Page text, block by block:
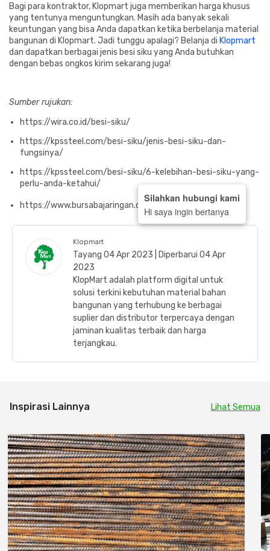
Bagi para kontraktor, Klopmart juga memberikan harga khusus
yang tentunya menguntungkan. Masih ada banyak sekali
keuntungan yang bisa Anda dapatkan ketika berbelanja material
bangunan di Klopmart. Jadi tunggu apalagi? Belanja di Klopmart
dan dapatkan berbagai jenis besi siku yang Anda butuhkan
dengan bebas ongkos kirim sekarang juga!
Sumber rujukan:
https://wira.co.id/besi-siku/
https://kpssteel.com/besi-siku/jenis-besi-siku-dan-
fungsinya/
https://kpssteel.com/besi-siku/6-kelebihan-besi-siku-yang-
perlu-anda-ketahui/
https://www.bursabajaringan.com/besi-siku/
Klopmart
Tayang 04 Apr 2023 | Diperbarui 04 Apr
2023
KlopMart adalah platform digital untuk
solusi terkini kebutuhan material bahan
bangunan yang terhubung ke berbagai
suplier dan distributor terpercaya dengan
jaminan kualitas terbaik dan harga
terjangkau.
Inspirasi Lainnya Lihat Semua
Silahkan hubungi kami
Hi saya ingin bertanya